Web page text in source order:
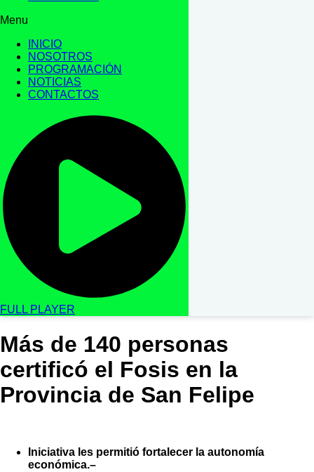
Menu
INICIO
NOSOTROS
PROGRAMACIÓN
NOTICIAS
CONTACTOS
FULL PLAYER
Más de 140 personas
certificó el Fosis en la
Provincia de San Felipe
Iniciativa les permitió fortalecer la autonomía
económica.–